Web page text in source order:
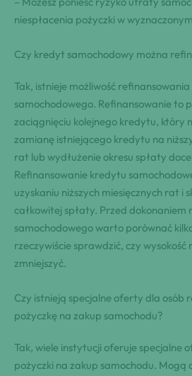
niespłacenia pożyczki w
Czy kredyt samochodowy można
Tak, istnieje możliwość
samochodowego. Refinansowanie to
zaciągnięciu kolejnego kredytu, który
zamianę istniejącego kredytu na
rat lub wydłużenie okresu spłaty
Refinansowanie kredytu
uzyskaniu niższych miesięcznych rat i
całkowitej spłaty. Przed
samochodowego warto porównać
rzeczywiście sprawdzić, czy
zmniejszyć.
Czy istnieją specjalne oferty dla osób
pożyczkę na zakup samochodu?
Tak, wiele instytucji oferuje specjalne
pożyczki na zakup samochodu. Mogą